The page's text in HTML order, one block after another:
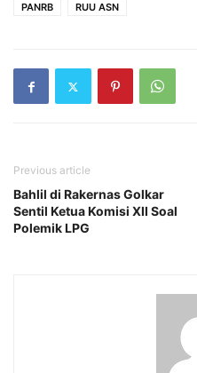
PANRB
RUU ASN
Previous article
Bahlil di Rakernas Golkar
Sentil Ketua Komisi XII Soal
Polemik LPG